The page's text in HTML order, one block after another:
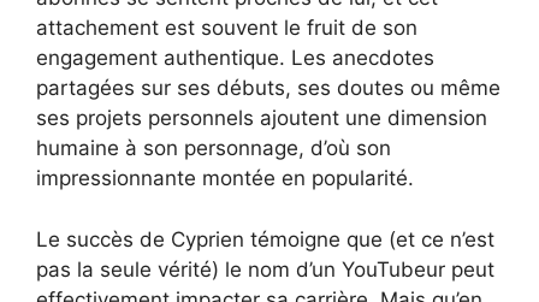
attachement est souvent le fruit de son
engagement authentique. Les anecdotes
partagées sur ses débuts, ses doutes ou même
ses projets personnels ajoutent une dimension
humaine à son personnage, d’où son
impressionnante montée en popularité.
Le succès de Cyprien témoigne que (et ce n’est
pas la seule vérité) le nom d’un YouTubeur peut